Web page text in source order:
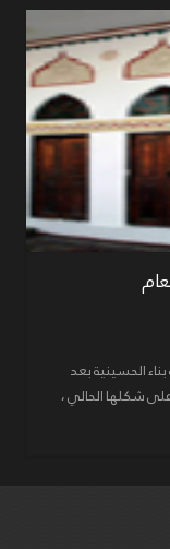
المجموعة رقم 1 - لعام
الحسينية بعد
شكلها الحالي ،